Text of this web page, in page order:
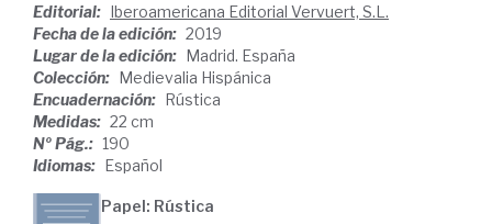
Editorial: Iberoamericana Editorial Vervuert, S.L.
Fecha de la edición: 2019
Lugar de la edición: Madrid. España
Colección: Medievalia Hispánica
Encuadernación: Rústica
Medidas: 22 cm
Nº Pág.: 190
Idiomas: Español
Papel: Rústica